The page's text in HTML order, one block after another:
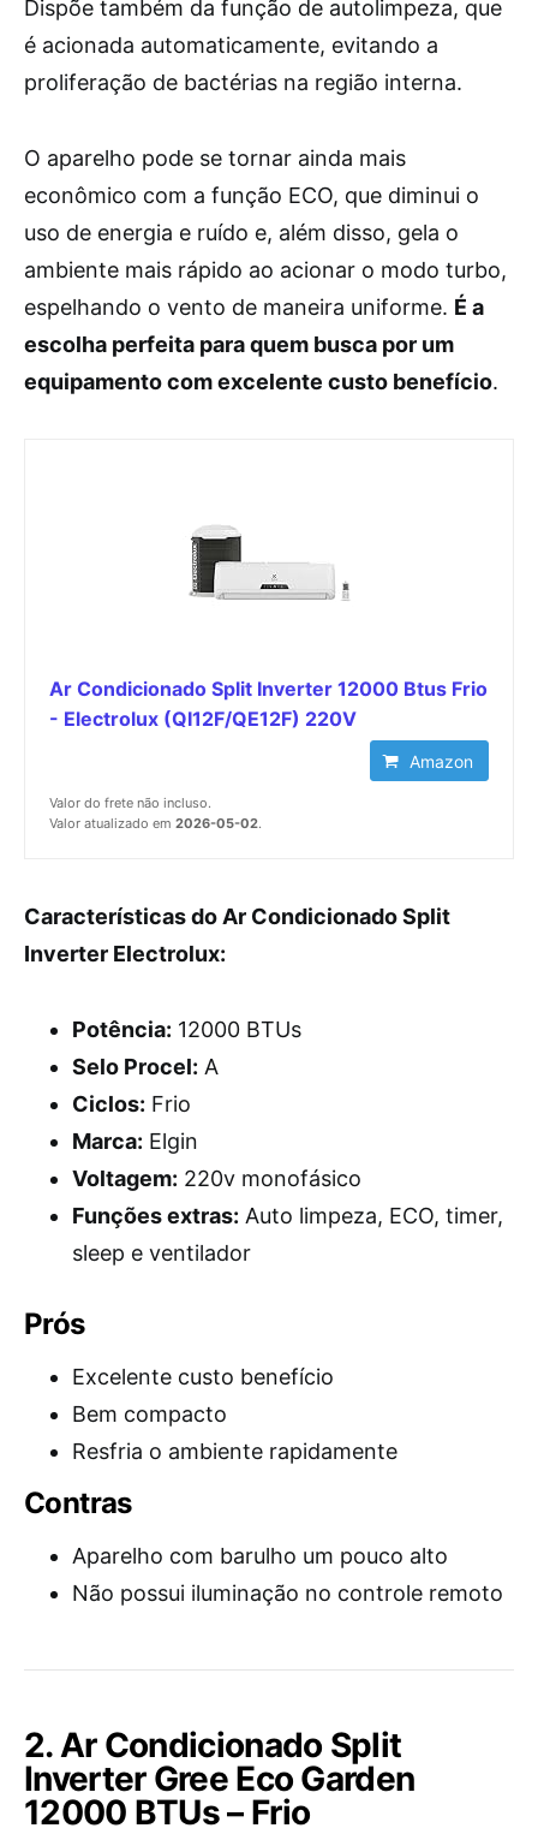
Dispõe também da função de autolimpeza, que
é acionada automaticamente, evitando a
proliferação de bactérias na região interna.
O aparelho pode se tornar ainda mais
econômico com a função ECO, que diminui o
uso de energia e ruído e, além disso, gela o
ambiente mais rápido ao acionar o modo turbo,
espelhando o vento de maneira uniforme. É a
escolha perfeita para quem busca por um
equipamento com excelente custo benefício.
Ar Condicionado Split Inverter 12000 Btus Frio
- Electrolux (QI12F/QE12F) 220V
Amazon
Valor do frete não incluso.
Valor atualizado em 2026-05-02.
Características do Ar Condicionado Split
Inverter Electrolux:
Potência: 12000 BTUs
Selo Procel: A
Ciclos: Frio
Marca: Elgin
Voltagem: 220v monofásico
Funções extras: Auto limpeza, ECO, timer,
sleep e ventilador
Prós
Excelente custo benefício
Bem compacto
Resfria o ambiente rapidamente
Contras
Aparelho com barulho um pouco alto
Não possui iluminação no controle remoto
2. Ar Condicionado Split
Inverter Gree Eco Garden
12000 BTUs – Frio